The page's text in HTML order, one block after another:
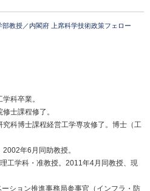
部教授／内閣府 上席科学技術政策フェロー
科卒業。
士課程修了。
科博士課程経営工学専攻修了。博士（工
年6月同助教授。
工学科・准教授。2011年4月同教授、現
ション推進事務局参事官（インフラ・防